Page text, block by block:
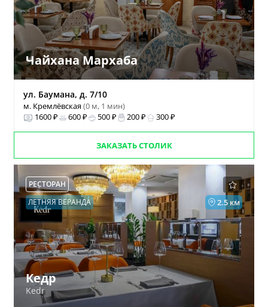
Чайхана Мархаба
ул. Баумана, д. 7/10
м. Кремлёвская(0 м, 1 мин)
1600 ₽
600 ₽ 500 ₽ 200 ₽ 300 ₽
ЗАКАЗАТЬ СТОЛИК
РЕСТОРАН
2.5 км
ЛЕТНЯЯ ВЕРАНДА
Кедр
Kedr